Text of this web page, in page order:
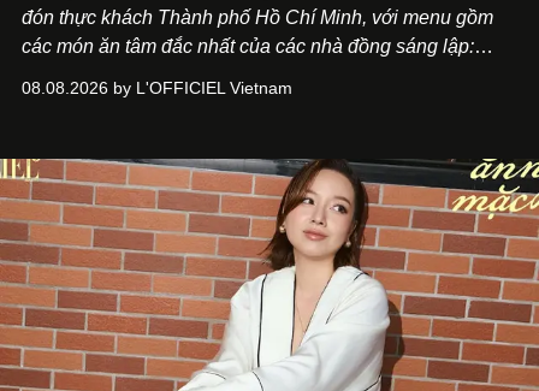
đón thực khách Thành phố Hồ Chí Minh, với menu gồm
các món ăn tâm đắc nhất của các nhà đồng sáng lập:
món ăn đa dạng từ Á đến Âu nhanh chóng được yêu thích
mang đến niềm vui cho thực khách.
08.08.2026 by L'OFFICIEL Vietnam